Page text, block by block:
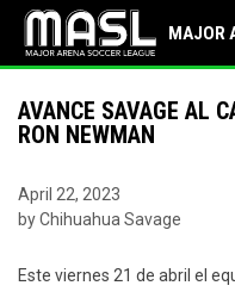
MAJOR
AVANCE SAVAGE AL
RON NEWMAN
April 22, 2023
by Chihuahua Savage
Este viernes 21 de abril el